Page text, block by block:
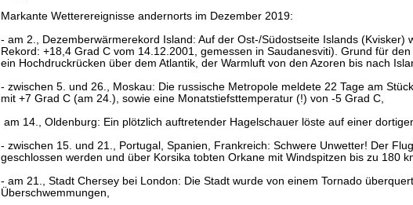
Markante Wetterereignisse andernorts im Dezember 2019:
- am 2., Dezemberwärmerekord Island: Auf der Ost-/Südostseite Islands (Kvisker)
Rekord: +18,4 Grad C vom 14.12.2001, gemessen in Saudanesviti). Grund für
ein Hochdruckrücken über dem Atlantik, der Warmluft von den Azoren bis nach
- zwischen 5. und 26., Moskau: Die russische Metropole meldete 22 Tage am
mit +7 Grad C (am 24.), sowie eine Monatstiefsttemperatur (!) von -5 Grad C,
am 14., Oldenburg: Ein plötzlich auftretender Hagelschauer löste auf einer
- zwischen 15. und 21., Portugal, Spanien, Frankreich: Schwere Unwetter! Der
geschlossen werden und über Korsika tobten Orkane mit Windspitzen bis zu 180
- am 21., Stadt Chersey bei London: Die Stadt wurde von einem Tornado
Überschwemmungen,